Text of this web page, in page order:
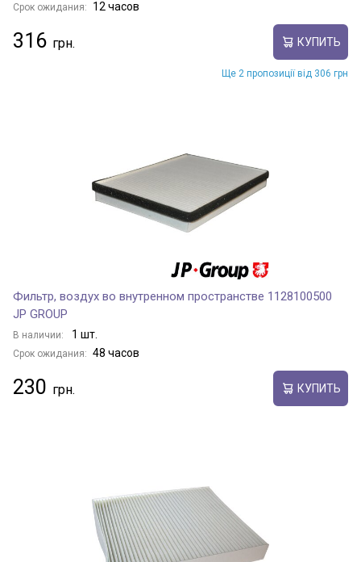
Срок ожидания: 12 часов
316 КУПИТЬ
Ще 2 пропозиції від 306 грн
Фильтр, воздух во внутренном пространстве 1128100500
JP GROUP
В наличии: 1 шт.
Срок ожидания: 48 часов
230 КУПИТЬ